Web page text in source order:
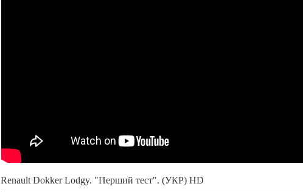
Renault Dokker Lodgy. "Перший тест". (УКР) HD